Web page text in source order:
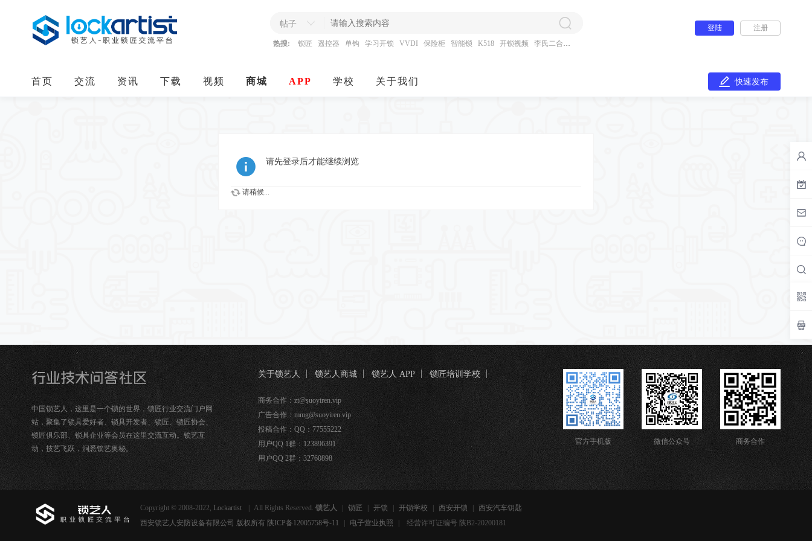
帖子
热搜: 锁匠 遥控器 单钩 学习开锁 VVDI 保险柜 智能锁 K518 开锁视频 李氏二合一
登陆 注册
首页 交流 资讯 下载 视频 商城 APP 学校 关于我们 快速发布
请先登录后才能继续浏览
请稍候...
中国锁艺人，这里是一个锁的世界，锁匠行业交流门户网
站，聚集了锁具爱好者、锁具开发者、锁匠、锁匠协会、
锁匠俱乐部、锁具企业等会员在这里交流互动。锁艺互
动，技艺飞跃，洞悉锁艺奥秘。
关于锁艺人 锁艺人商城 锁艺人 APP
锁匠培训学校
锁匠宝
商务合作：zt@suoyiren.vip
广告合作：mmg@suoyiren.vip
投稿合作：QQ：77555222
用户QQ 1群：123896391
用户QQ 2群：32760898
官方手机版 微信公众号 商务合作
Copyright © 2008-2022, Lockartist All Rights Reserved. 锁艺人 锁匠 开锁 开锁学校 西安开锁
西安汽车钥匙
西安锁艺人安防设备有限公司 版权所有 陕ICP备12005758号-11
电子营业执照 经营许可证编号 陕B2-20200181